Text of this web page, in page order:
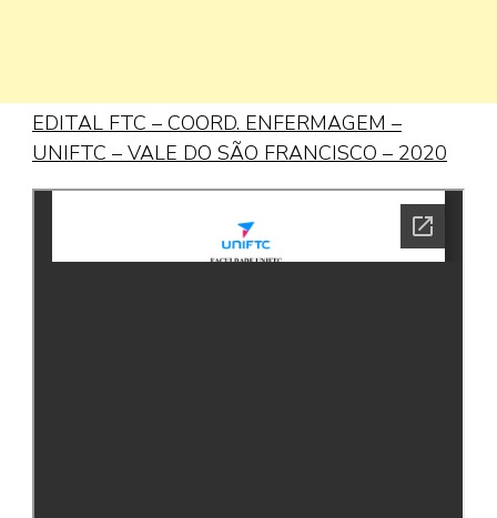
EDITAL FTC – COORD. ENFERMAGEM –
UNIFTC – VALE DO SÃO FRANCISCO – 2020